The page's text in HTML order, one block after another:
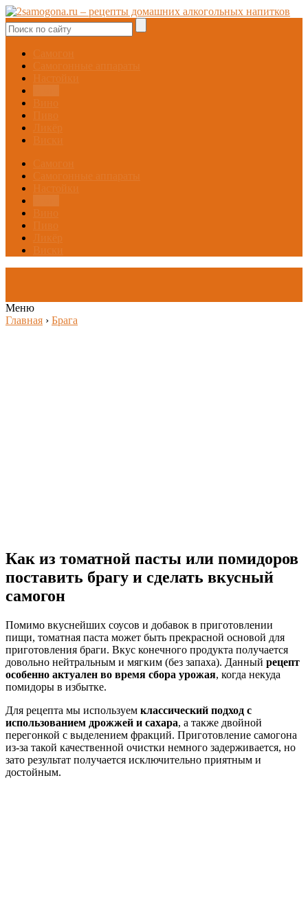
Самогон
Самогонные аппараты
Настойки
Вино
Пиво
Ликёр
Виски
Самогон
Самогонные аппараты
Настойки
Вино
Пиво
Ликёр
Виски
Меню
Главная › Брага
Как из томатной пасты или помидоров
поставить брагу и сделать вкусный
самогон
Помимо вкуснейших соусов и добавок в приготовлении
пищи, томатная паста может быть прекрасной основой для
приготовления браги. Вкус конечного продукта получается
довольно нейтральным и мягким (без запаха). Данный рецепт
особенно актуален во время сбора урожая, когда некуда
помидоры в избытке.
Для рецепта мы используем классический подход с
использованием дрожжей и сахара, а также двойной
перегонкой с выделением фракций. Приготовление самогона
из-за такой качественной очистки немного задерживается, но
зато результат получается исключительно приятным и
достойным.